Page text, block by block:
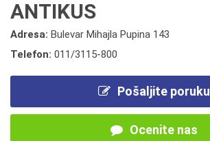
ANTIKUS
Adresa: Bulevar Mihajla Pupina 143
Telefon: 011/3115-800
Pošaljite poruku
Ocenite nas